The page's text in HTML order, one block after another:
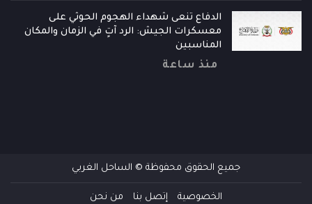
الدفاع تنعى شهداء الهجوم الحوثي على
معسكرات الجيش: الرد آتٍ في الزمان والمكان
المناسبين
منذ ساعة
جميع الحقوق محفوظة © الساحل الغربي
الخصوصية إتصل بنا من نحن